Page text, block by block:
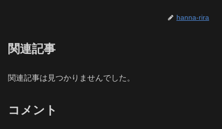
hanna-rira
関連記事
関連記事は見つかりませんでした。
コメント